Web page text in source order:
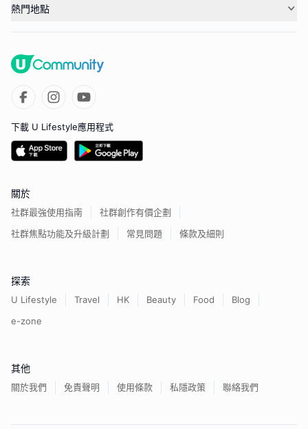
熱門地點
下載 U Lifestyle應用程式
關於
社群最強使用指南
社群創作有價企劃
社群焦點功能及升級計劃
常見問題 條款及細則
探索
U Lifestyle Travel HK Beauty Food
Blog
e-zone
其他
關於我們 免責聲明 使用條款 私隱政策 聯絡我們